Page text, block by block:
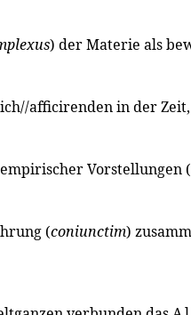
) der Materie als
afficirenden in der
Vorstellungen (
(coniunctim)